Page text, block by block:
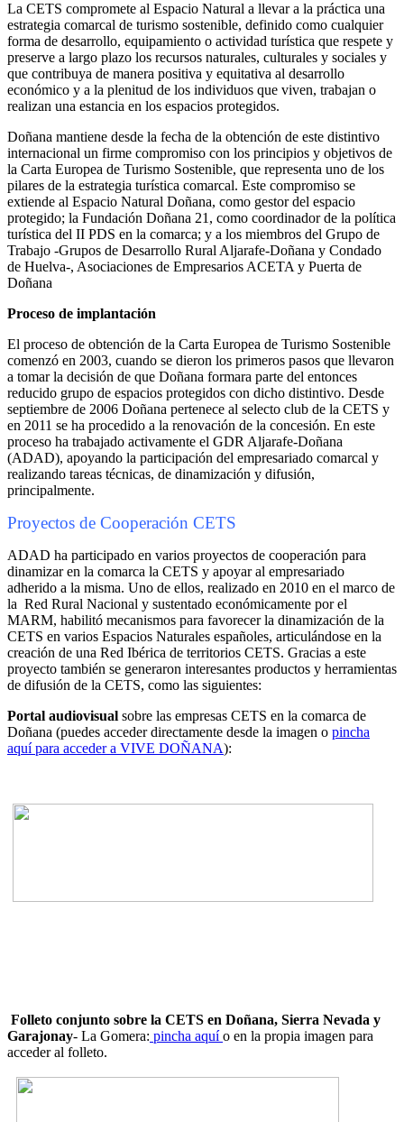
La CETS compromete al Espacio Natural a llevar a la práctica una
estrategia comarcal de turismo sostenible, definido como cualquier
forma de desarrollo, equipamiento o actividad turística que respete y
preserve a largo plazo los recursos naturales, culturales y sociales y
que contribuya de manera positiva y equitativa al desarrollo
económico y a la plenitud de los individuos que viven, trabajan o
realizan una estancia en los espacios protegidos.
Doñana mantiene desde la fecha de la obtención de este distintivo
internacional un firme compromiso con los principios y objetivos de
la Carta Europea de Turismo Sostenible, que representa uno de los
pilares de la estrategia turística comarcal. Este compromiso se
extiende al Espacio Natural Doñana, como gestor del espacio
protegido; la Fundación Doñana 21, como coordinador de la política
turística del II PDS en la comarca; y a los miembros del Grupo de
Trabajo -Grupos de Desarrollo Rural Aljarafe-Doñana y Condado
de Huelva-, Asociaciones de Empresarios ACETA y Puerta de
Doñana
Proceso de implantación
El proceso de obtención de la Carta Europea de Turismo Sostenible
comenzó en 2003, cuando se dieron los primeros pasos que llevaron
a tomar la decisión de que Doñana formara parte del entonces
reducido grupo de espacios protegidos con dicho distintivo. Desde
septiembre de 2006 Doñana pertenece al selecto club de la CETS y
en 2011 se ha procedido a la renovación de la concesión. En este
proceso ha trabajado activamente el GDR Aljarafe-Doñana
(ADAD), apoyando la participación del empresariado comarcal y
realizando tareas técnicas, de dinamización y difusión,
principalmente.
Proyectos de Cooperación CETS
ADAD ha participado en varios proyectos de cooperación para
dinamizar en la comarca la CETS y apoyar al empresariado
adherido a la misma. Uno de ellos, realizado en 2010 en el marco de
la Red Rural Nacional y sustentado económicamente por el
MARM, habilitó mecanismos para favorecer la dinamización de la
CETS en varios Espacios Naturales españoles, articulándose en la
creación de una Red Ibérica de territorios CETS. Gracias a este
proyecto también se generaron interesantes productos y herramientas
de difusión de la CETS, como las siguientes:
Portal audiovisual sobre las empresas CETS en la comarca de
Doñana (puedes acceder directamente desde la imagen o pincha
aquí para acceder a VIVE DOÑANA):
Folleto conjunto sobre la CETS en Doñana, Sierra Nevada y
Garajonay- La Gomera: pincha aquío en la propia imagen para
acceder al folleto.